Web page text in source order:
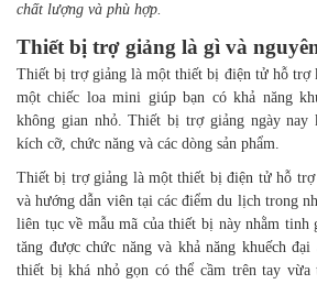
chất lượng và phù hợp.
Thiết bị trợ giảng là gì và
Thiết bị trợ giảng là một thiết bị điện tử hỗ trợ
một chiếc loa mini giúp bạn có khả năng
không gian nhỏ. Thiết bị trợ giảng ngày nay
kích cỡ, chức năng và các dòng sản phẩm.
Thiết bị trợ giảng là một thiết bị điện tử hỗ
và hướng dẫn viên tại các điểm du lịch trong
liên tục về mẫu mã của thiết bị này nhằm tinh
tăng được chức năng và khả năng khuếch
thiết bị khá nhỏ gọn có thể cầm trên tay vừa